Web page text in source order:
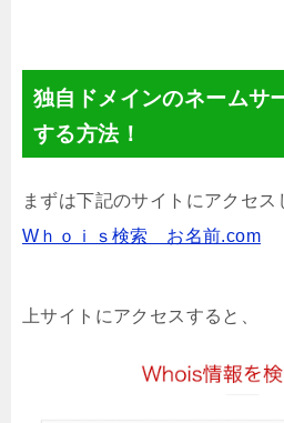
独自ドメインのネームサ
する方法！
まずは下記のサイトにアクセス
Wｈｏｉｓ検索 お名前.com
上サイトにアクセスすると、